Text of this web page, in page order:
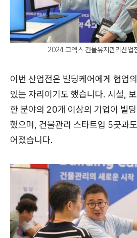
2024 코엑스 건물유지관리산업
이번 산업전은 빌딩케어에게 협업
있는 자리이기도 했습니다. 시설,
한 분야의 20개 이상의 기업이 빌
했으며, 건물관리 스타트업 5곳과
어졌습니다.